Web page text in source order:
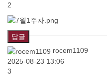
2
답글
rocem1109
2025-08-23 13:06
3